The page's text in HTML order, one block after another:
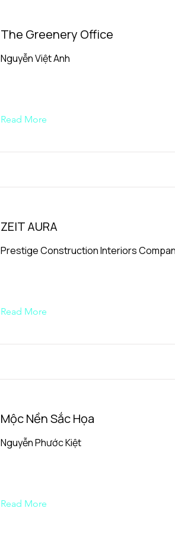
The Greenery Office
Nguyễn Việt Anh
Read More
ZEIT AURA
Prestige Construction Interiors
Read More
Mộc Nền Sắc Họa
Nguyễn Phước Kiệt
Read More